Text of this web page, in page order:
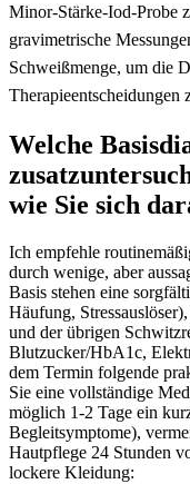
gravimetrische​
Schweißmenge, um die
Therapieentscheidungen
Welche⁢
wie Sie sich
Ich empfehle
durch wenige, aber
Basis stehen eine
Häufung,
⁣und der übrigen
Blutzucker/HbA1c,
dem ⁤Termin folgende
Sie eine vollständige
möglich ‌1-2 ⁣Tage ein⁣
⁢Begleitsymptome),
Hautpflege⁢ 24 ‌Stunden
lockere‍ Kleidung: